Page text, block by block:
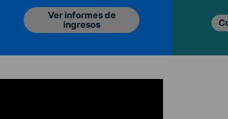
Ver informes de
ingresos